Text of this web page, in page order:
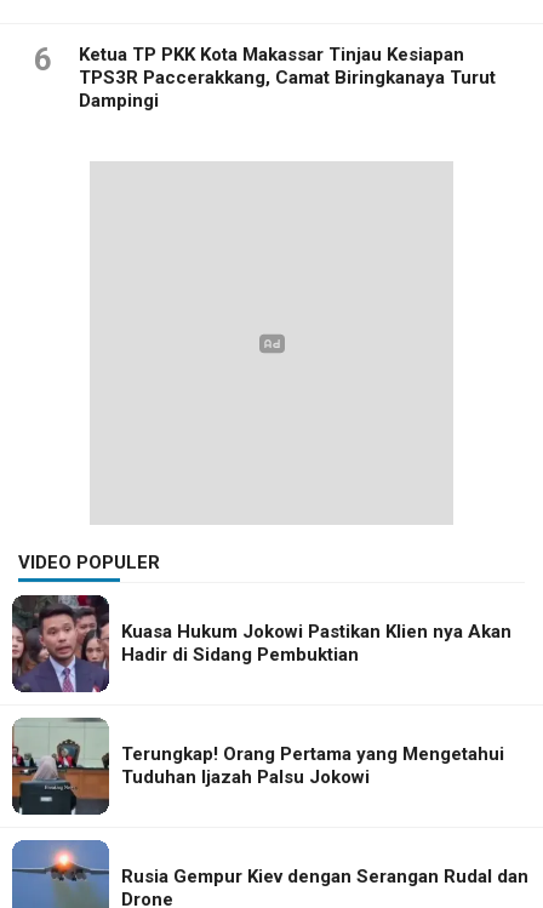
6
Ketua TP PKK Kota Makassar Tinjau Kesiapan
TPS3R Paccerakkang, Camat Biringkanaya Turut
Dampingi
VIDEO POPULER
Kuasa Hukum Jokowi Pastikan Klien nya Akan
Hadir di Sidang Pembuktian
Terungkap! Orang Pertama yang Mengetahui
Tuduhan Ijazah Palsu Jokowi
Rusia Gempur Kiev dengan Serangan Rudal dan
Drone